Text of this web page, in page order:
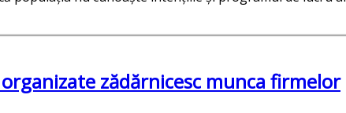
zădărnicesc munca firmelor